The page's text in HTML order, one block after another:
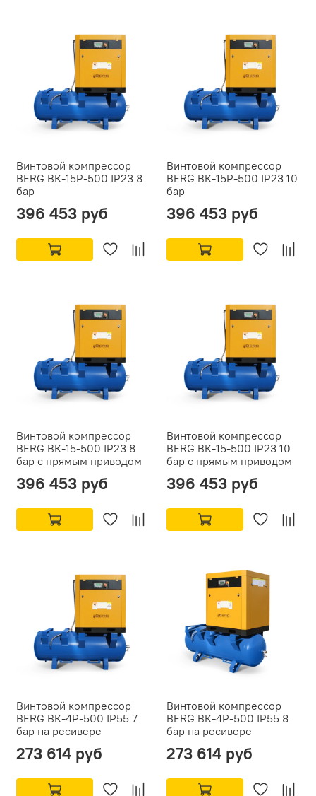
Винтовой компрессор
BERG ВК-15Р-500 IP23 8
бар
396 453 руб
Винтовой компрессор
BERG ВК-15Р-500 IP23 10
бар
396 453 руб
Винтовой компрессор
BERG ВК-15-500 IP23 8
бар с прямым приводом
396 453 руб
Винтовой компрессор
BERG ВК-15-500 IP23 10
бар с прямым приводом
396 453 руб
Винтовой компрессор
BERG ВК-4Р-500 IP55 7
бар на ресивере
273 614 руб
Винтовой компрессор
BERG ВК-4Р-500 IP55 8
бар на ресивере
273 614 руб